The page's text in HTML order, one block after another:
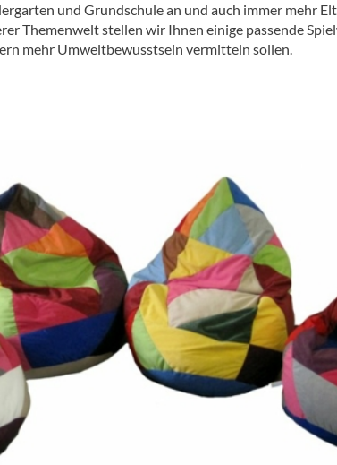
und Grundschule an und auch immer mehr
Themenwelt stellen wir Ihnen einige passende
mehr Umweltbewusstsein vermitteln sollen.